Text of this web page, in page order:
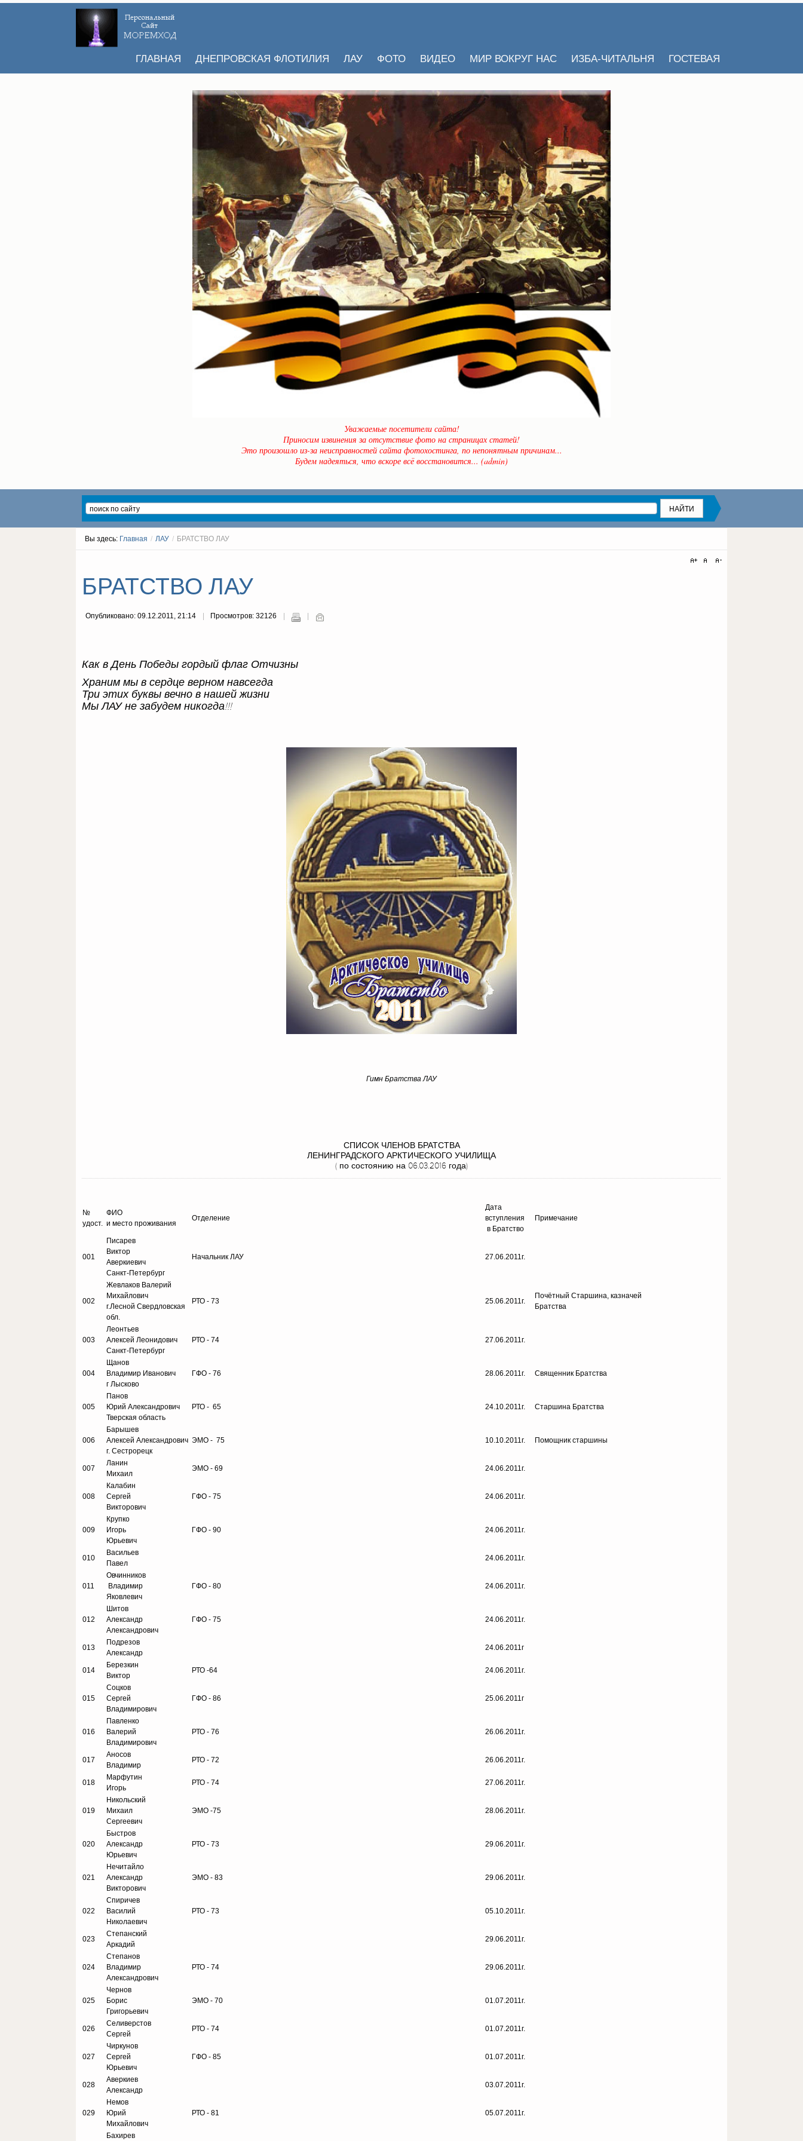
ГЛАВНАЯ ДНЕПРОВСКАЯ ФЛОТИЛИЯ ЛАУ ФОТО ВИДЕО МИР ВОКРУГ НАС ИЗБА-ЧИТАЛЬНЯ ГОСТЕВАЯ
Уважаемые посетители сайта!
Приносим извинения за отсутствие фото на страницах статей!
Это произошло из-за неисправностей сайта фотохостинга, по непонятным причинам...
Будем надеяться, что вскоре всё восстановится... (admin)
Вы здесь: Главная / ЛАУ / БРАТСТВО ЛАУ
БРАТСТВО ЛАУ
Опубликовано: 09.12.2011, 21:14 Просмотров: 32126
Как в День Победы гордый флаг Отчизны
Храним мы в сердце верном навсегда
Три этих буквы вечно в нашей жизни
Мы ЛАУ не забудем никогда!!!
Гимн Братства ЛАУ
СПИСОК ЧЛЕНОВ БРАТСТВА
ЛЕНИНГРАДСКОГО АРКТИЧЕСКОГО УЧИЛИЩА
( по состоянию на 06.03.2016 года)
№
удост.
ФИО
и место проживания
Отделение
Дата
вступления
в Братство
Примечание
001
Писарев
Виктор
Аверкиевич
Санкт-Петербург
Начальник ЛАУ 27.06.2011г.
002
Жевлаков Валерий
Михайлович
г.Лесной Свердловская
обл.
РТО - 73 25.06.2011г.
Почётный Старшина, казначей
Братства
003
Леонтьев
Алексей Леонидович
Санкт-Петербург
РТО - 74 27.06.2011г.
004
Щанов
Владимир Иванович
г Лысково
ГФО - 76 28.06.2011г. Священник Братства
005
Панов
Юрий Александрович
Тверская область
РТО - 65 24.10.2011г. Старшина Братства
006
Барышев
Алексей Александрович
г. Сестрорецк
ЭМО - 75 10.10.2011г. Помощник старшины
007
Ланин
Михаил
ЭМО - 69 24.06.2011г.
008
Калабин
Сергей
Викторович
ГФО - 75 24.06.2011г.
009
Крупко
Игорь
Юрьевич
ГФО - 90 24.06.2011г.
010
Васильев
Павел
24.06.2011г.
011
Овчинников
Владимир
Яковлевич
ГФО - 80 24.06.2011г.
012
Шитов
Александр
Александрович
ГФО - 75 24.06.2011г.
013
Подрезов
Александр
24.06.2011г
014
Березкин
Виктор
РТО -64 24.06.2011г.
015
Соцков
Сергей
Владимирович
ГФО - 86 25.06.2011г
016
Павленко
Валерий
Владимирович
РТО - 76 26.06.2011г.
017
Аносов
Владимир
РТО - 72 26.06.2011г.
018
Марфутин
Игорь
РТО - 74 27.06.2011г.
019
Никольский
Михаил
Сергеевич
ЭМО -75 28.06.2011г.
020
Быстров
Александр
Юрьевич
РТО - 73 29.06.2011г.
021
Нечитайло
Александр
Викторович
ЭМО - 83 29.06.2011г.
022
Спиричев
Василий
Николаевич
РТО - 73 05.10.2011г.
023
Степанский
Аркадий
29.06.2011г.
024
Степанов
Владимир
Александрович
РТО - 74 29.06.2011г.
025
Чернов
Борис
Григорьевич
ЭМО - 70 01.07.2011г.
026
Селиверстов
Сергей
РТО - 74 01.07.2011г.
027
Чиркунов
Сергей
Юрьевич
ГФО - 85 01.07.2011г.
028
Аверкиев
Александр
03.07.2011г.
029
Немов
Юрий
Михайлович
РТО - 81 05.07.2011г.
Бахирев